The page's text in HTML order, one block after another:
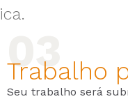
Trabalho
Seu trabalho será